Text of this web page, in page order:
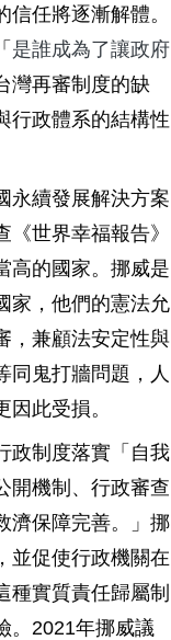
任將逐漸解體。
是誰成為了讓政府
灣再審制度的缺
行政體系的結構性
永續發展解決方案
世界幸福報告》
高的國家。挪威是
家，他們的憲法允
，兼顧法安定性與
同鬼打牆問題，人
此受損。
政制度落實「自我
開機制、行政審查
濟保障完善。」挪
並促使行政機關在
種實質責任歸屬制
。2021年挪威議